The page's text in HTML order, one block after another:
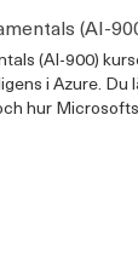
(AI-
(AI-900)
i Azure. Du
hur